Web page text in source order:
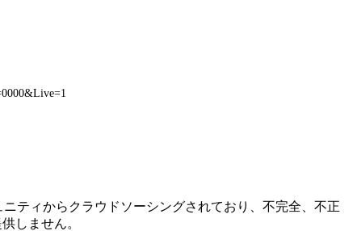
ティからクラウドソーシングされており、不完全、不正
しません。